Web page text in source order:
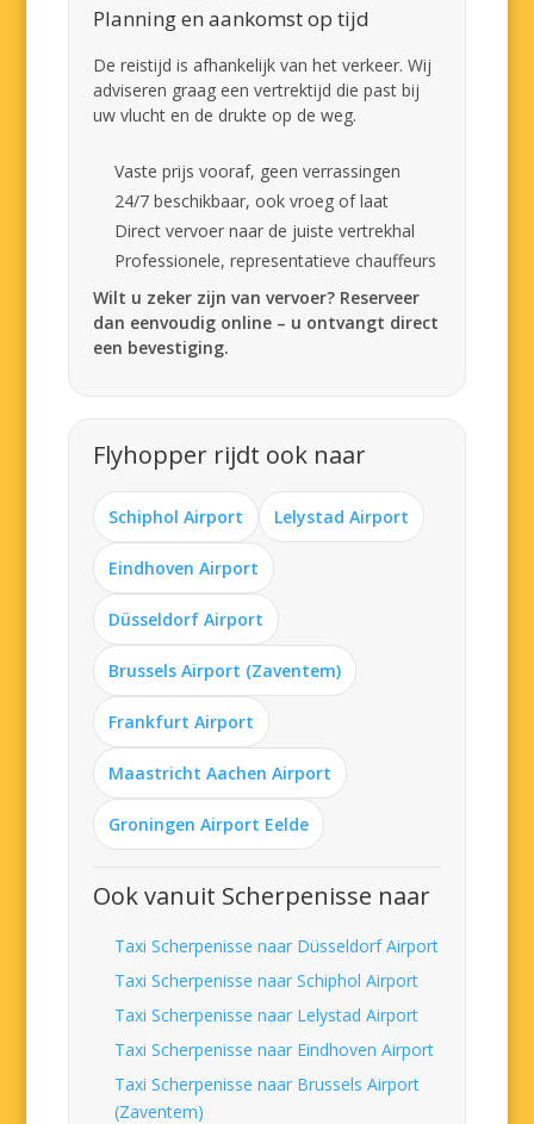
Planning en aankomst op tijd
De reistijd is afhankelijk van het verkeer. Wij
adviseren graag een vertrektijd die past bij
uw vlucht en de drukte op de weg.
Vaste prijs vooraf, geen verrassingen
24/7 beschikbaar, ook vroeg of laat
Direct vervoer naar de juiste vertrekhal
Professionele, representatieve chauffeurs
Wilt u zeker zijn van vervoer? Reserveer
dan eenvoudig online – u ontvangt direct
een bevestiging.
Flyhopper rijdt ook naar
Schiphol Airport Lelystad Airport
Eindhoven Airport
Düsseldorf Airport
Brussels Airport (Zaventem)
Frankfurt Airport
Maastricht Aachen Airport
Groningen Airport Eelde
Ook vanuit Scherpenisse naar
Taxi Scherpenisse naar Düsseldorf Airport
Taxi Scherpenisse naar Schiphol Airport
Taxi Scherpenisse naar Lelystad Airport
Taxi Scherpenisse naar Eindhoven Airport
Taxi Scherpenisse naar Brussels Airport
(Zaventem)